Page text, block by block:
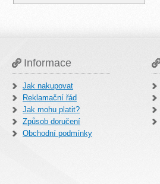
Informace
Jak nakupovat
Reklamační řád
Jak mohu platit?
Způsob doručení
Obchodní podmínky